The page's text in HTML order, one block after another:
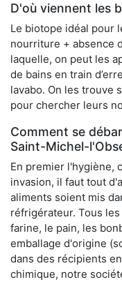
D'où viennent les
Le biotope idéal pour
nourriture + absence
laquelle, on peut les
de bains en train
lavabo. On les trouve
pour chercher leurs
Comment se
Saint-Michel-
En premier l'hygiène,
invasion, il faut tout
aliments soient mis
réfrigérateur. Tous
farine, le pain, les
emballage d'origine
dans des récipients
chimique, notre